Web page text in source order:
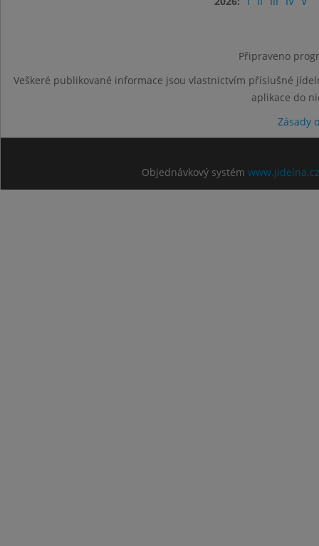
Připraveno
Veškeré publikované informace jsou vlastnictvím příslušné
aplikace do
Zásady
Objednávkový systém www.jidelna.cz